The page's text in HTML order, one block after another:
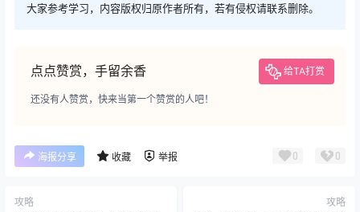
大家参考学习，内容版权归原作者所有，若有侵权请联系删除。
点点赞赏，手留余香 给TA打赏
还没有人赞赏，快来当第一个赞赏的人吧！
海报分享 收藏 举报 0 0
攻略 攻略